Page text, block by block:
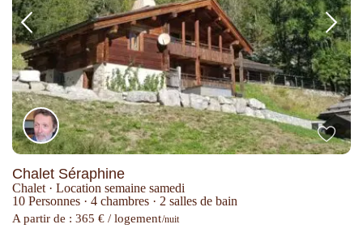
Chalet Séraphine
Chalet · Location semaine samedi
10 Personnes · 4 chambres · 2 salles de bain
A partir de : 365 € / logement/nuit